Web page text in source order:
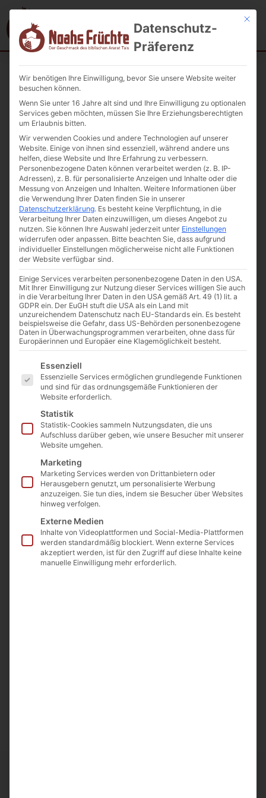
Startseite/Geschenkideen/ Gewürzschalen Trio aus Ton
handgefertigt 1St.
Gewürzschalen Trio aus Ton handgefertigt 1St.
Art. Nr.:Ton-02
Kategorien Geschenkideen
9,99€ inkl. MwSt.
Enthält 19% MwSt. 19 % DE
zzgl.Versand
Lieferzeit: ca. 1-3 Werktage
Vorrätig
In den Warenkorb
In die Wunschliste
Mit
Datenschutz-
Präferenz
Wir benötigen Ihre Einwilligung, bevor Sie unsere Website weiter
besuchen können.
Wenn Sie unter 16 Jahre alt sind und Ihre Einwilligung zu optionalen
Services geben möchten, müssen Sie Ihre Erziehungsberechtigten
um Erlaubnis bitten.
Wir verwenden Cookies und andere Technologien auf unserer
Website. Einige von ihnen sind essenziell, während andere uns
helfen, diese Website und Ihre Erfahrung zu verbessern.
Personenbezogene Daten können verarbeitet werden (z. B. IP-
Adressen), z. B. für personalisierte Anzeigen und Inhalte oder die
Messung von Anzeigen und Inhalten. Weitere Informationen über
die Verwendung Ihrer Daten finden Sie in unserer
Datenschutzerklärung. Es besteht keine Verpflichtung, in die
Verarbeitung Ihrer Daten einzuwilligen, um dieses Angebot zu
nutzen. Sie können Ihre Auswahl jederzeit unter Einstellungen
widerrufen oder anpassen. Bitte beachten Sie, dass aufgrund
individueller Einstellungen möglicherweise nicht alle Funktionen
der Website verfügbar sind.
Einige Services verarbeiten personenbezogene Daten in den USA.
Mit Ihrer Einwilligung zur Nutzung dieser Services willigen Sie auch
in die Verarbeitung Ihrer Daten in den USA gemäß Art. 49 (1) lit. a
GDPR ein. Der EuGH stuft die USA als ein Land mit
unzureichendem Datenschutz nach EU-Standards ein. Es besteht
beispielsweise die Gefahr, dass US-Behörden personenbezogene
Daten in Überwachungsprogrammen verarbeiten, ohne dass für
Europäerinnen und Europäer eine Klagemöglichkeit besteht.
Es folgt eine Liste der Service-Gruppen, für die eine
Essenziell
Essenzielle Services ermöglichen grundlegende Funktionen
und sind für das ordnungsgemäße Funktionieren der
Website erforderlich.
Statistik
Statistik-Cookies sammeln Nutzungsdaten, die uns
Aufschluss darüber geben, wie unsere Besucher mit unserer
Website umgehen.
Marketing
Marketing Services werden von Drittanbietern oder
Herausgebern genutzt, um personalisierte Werbung
anzuzeigen. Sie tun dies, indem sie Besucher über Websites
hinweg verfolgen.
Externe Medien
Inhalte von Videoplattformen und Social-Media-Plattformen
werden standardmäßig blockiert. Wenn externe Services
akzeptiert werden, ist für den Zugriff auf diese Inhalte keine
manuelle Einwilligung mehr erforderlich.